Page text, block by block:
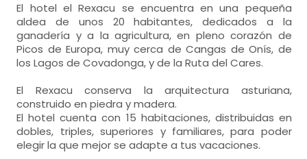
El hotel el Rexacu se encuentra en una pequeña
aldea de unos 20 habitantes, dedicados a la
ganadería y a la agricultura, en pleno corazón de
Picos de Europa, muy cerca de Cangas de Onís, de
los Lagos de Covadonga, y de la Ruta del Cares.
El Rexacu conserva la arquitectura asturiana,
construido en piedra y madera.
El hotel cuenta con 15 habitaciones, distribuidas en
dobles, triples, superiores y familiares, para poder
elegir la que mejor se adapte a tus vacaciones.